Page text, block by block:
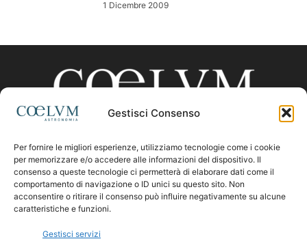
Gestisci Consenso
Per fornire le migliori esperienze, utilizziamo tecnologie come i cookie
per memorizzare e/o accedere alle informazioni del dispositivo. Il
consenso a queste tecnologie ci permetterà di elaborare dati come il
comportamento di navigazione o ID unici su questo sito. Non
acconsentire o ritirare il consenso può influire negativamente su alcune
caratteristiche e funzioni.
Gestisci servizi
1 Dicembre 2009
CHI SIAMO
Contattaci:coelumastro@coelum.com